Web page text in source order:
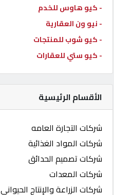
- كيو هاوس للخدم
- نيو ون العقارية
- كيو شوب للمنتجات
- كيو ستي للعقارات
الأقسام الرئيسية
شركات التجارة العامه
شركات المواد الغذائية
شركات تصميم الحدائق
شركات المعدات
شركات الزراعة والإنتاج الحيواني